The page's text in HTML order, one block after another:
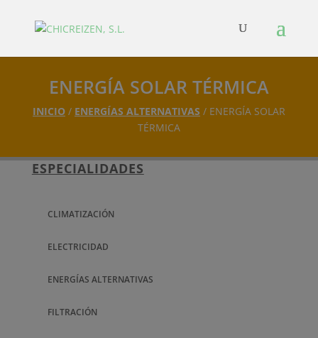
ENERGÍA SOLAR TÉRMICA
INICIO/ ENERGÍAS ALTERNATIVAS / ENERGÍA SOLAR
TÉRMICA
ESPECIALIDADES
CLIMATIZACIÓN
ELECTRICIDAD
ENERGÍAS ALTERNATIVAS
FILTRACIÓN